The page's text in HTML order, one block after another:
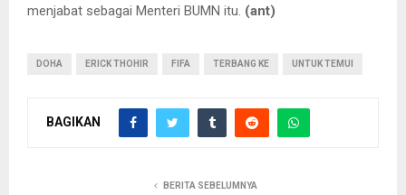
menjabat sebagai Menteri BUMN itu. (ant)
DOHA ERICK THOHIR FIFA TERBANG KE UNTUK TEMUI
BAGIKAN
BERITA SEBELUMNYA